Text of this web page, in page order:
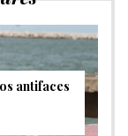
antifaces